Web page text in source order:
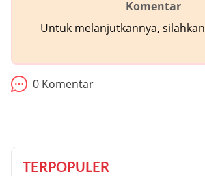
Komentar
Untuk melanjutkannya, silahkan
0 Komentar
TERPOPULER